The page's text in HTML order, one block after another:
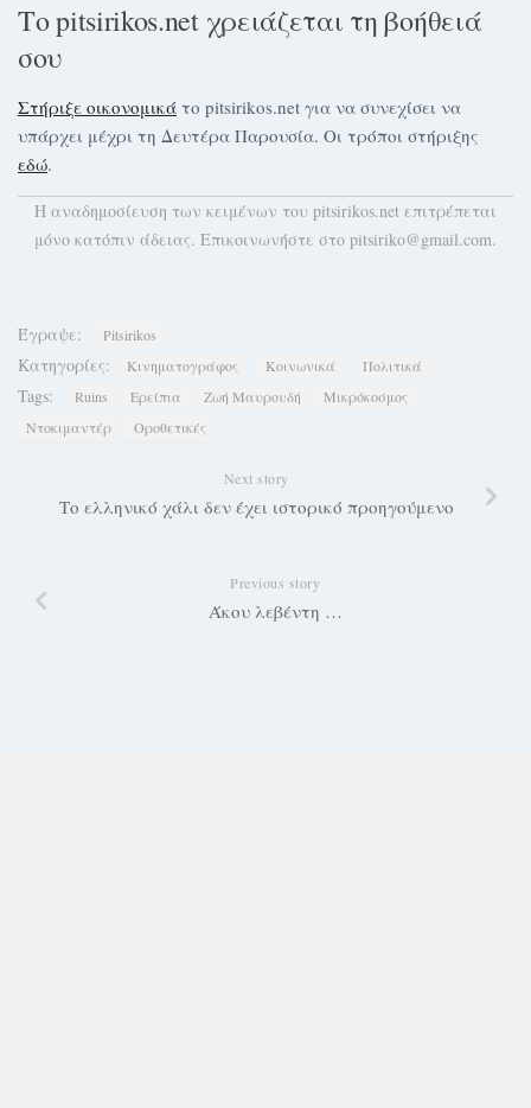
Το pitsirikos.net χρειάζεται τη βοήθειά
σου
Στήριξε οικονομικά το pitsirikos.net για να συνεχίσει να
υπάρχει μέχρι τη Δευτέρα Παρουσία. Οι τρόποι στήριξης
εδώ.
H αναδημοσίευση των κειμένων του pitsirikos.net επιτρέπεται
μόνο κατόπιν άδειας. Επικοινωνήστε στο pitsiriko@gmail.com.
Έγραψε: Pitsirikos
Κατηγορίες: Κινηματογράφος Κοινωνικά Πολιτικά
Tags: Ruins Ερείπια Ζωή Μαυρουδή
Μικρόκοσμος
Ντοκιμαντέρ
Οροθετικές
Next story
Το ελληνικό χάλι δεν έχει ιστορικό προηγούμενο
Previous story
Άκου λεβέντη …